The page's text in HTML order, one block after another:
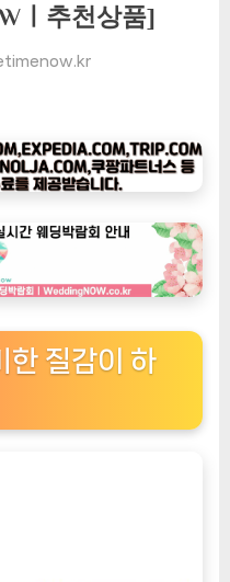
ㅣ추천상품]
한 질감이 하